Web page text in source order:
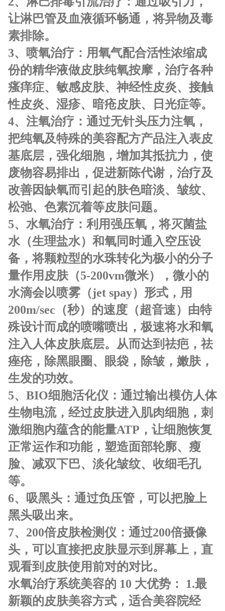
让淋巴管及血液循环畅通，将异物及毒
素排除。
3、
喷氧治疗： 用氧气配合活性浓缩成
份的精华液做皮肤纯氧按摩，治疗各种
瘙痒症、敏感皮肤、神经性皮炎、接触
性皮炎、湿疹、暗疮皮肤、日光症等。
4、 注氧治疗： 通过无针头压力注氧，
把纯氧及特殊的美容配方产品注入表皮
基底层，强化细胞，增加其抵抗力，使
废物容易排出，促进新陈代谢，治疗及
改善因缺氧而引起的肤色暗淡、皱纹、
松弛、色素沉着等皮肤问题。
5、 水氧治疗： 利用强压氧，将灭菌盐
水（生理盐水）和氧同时通入空压设
备，将颗粒型的水珠转化为极小的分子
量作用皮肤（5-200vm微米），微小的
水滴会以喷雾（jet spay）形式，用
200m/sec（秒）的速度（超音速）由特
殊设计而成的喷嘴喷出，极速将水和氧
注入人体皮肤底层。从而达到祛疤，祛
痤疮，除黑眼圈、眼袋，除皱，嫩肤，
生发的功效。
5、 BIO细胞活化仪： 通过输出模仿人体
生物电流，经过皮肤进入肌肉细胞，刺
激细胞内蕴含的能量ATP，让细胞恢复
正常运作和功能，塑造面部轮廓、瘦
脸、减双下巴、淡化皱纹、收细毛孔
等。
6、
吸黑头： 通过负压管，可以把脸上
黑头吸出来。
7、 200倍皮肤检测仪 ： 通过200倍摄像
头，可以直接把皮肤显示到屏幕上，直
观看到皮肤使用前对的对比。
水氧治疗系统美容的 10 大优势： 1.最
新颖的皮肤美容方式，适合美容院经